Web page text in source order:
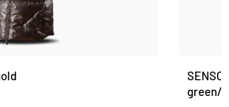
green/